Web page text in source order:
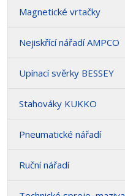
Magnetické vrtačky
Nejiskřící nářadí AMPCO
Upínací svěrky BESSEY
Stahováky KUKKO
Pneumatické nářadí
Ruční nářadí